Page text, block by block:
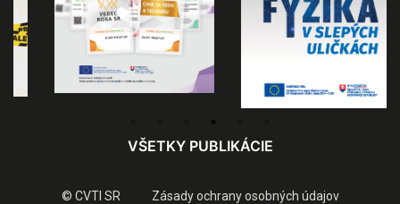
VŠETKY PUBLIKÁCIE
© CVTI SR Zásady ochrany osobných údajov